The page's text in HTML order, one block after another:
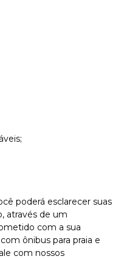
poderá esclarecer suas
através de um
com a sua
ônibus para praia e
com nossos